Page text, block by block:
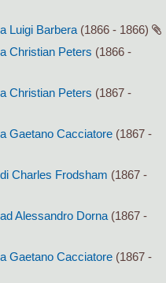
Luigi Barbera (1866 - 1866)
Christian Peters (1866 -
Christian Peters (1867 -
Gaetano Cacciatore (1867 -
Charles Frodsham (1867 -
Alessandro Dorna (1867 -
Gaetano Cacciatore (1867 -